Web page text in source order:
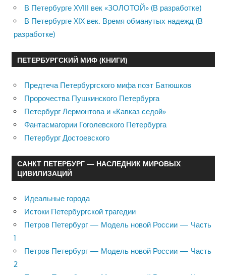
В Петербурге XVIII век «ЗОЛОТОЙ» (В разработке)
В Петербурге XIX век. Время обманутых надежд (В
разработке)
ПЕТЕРБУРГСКИЙ МИФ (КНИГИ)
Предтеча Петербургского мифа поэт Батюшков
Пророчества Пушкинского Петербурга
Петербург Лермонтова и «Кавказ седой»
Фантасмагории Гоголевского Петербурга
Петербург Достоевского
САНКТ ПЕТЕРБУРГ — НАСЛЕДНИК МИРОВЫХ
ЦИВИЛИЗАЦИЙ
Идеальные города
Истоки Петербургской трагедии
Петров Петербург — Модель новой России — Часть
1
Петров Петербург — Модель новой России — Часть
2